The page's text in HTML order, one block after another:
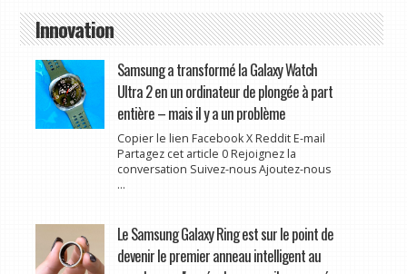
Innovation
Samsung a transformé la Galaxy Watch
Ultra 2 en un ordinateur de plongée à part
entière – mais il y a un problème
Copier le lien Facebook X Reddit E-mail
Partagez cet article 0 Rejoignez la
conversation Suivez-nous Ajoutez-nous
...
Le Samsung Galaxy Ring est sur le point de
devenir le premier anneau intelligent au